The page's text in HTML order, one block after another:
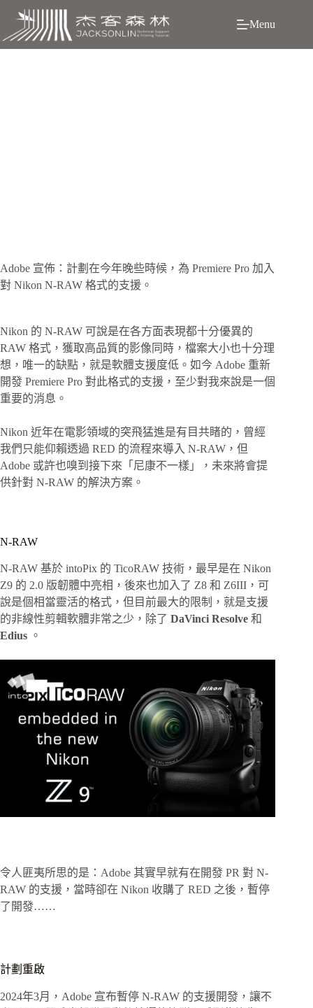
主
Menu
Adobe 宣佈：計劃在今年晚些時候，為 Premiere Pro 加入
對 Nikon N-RAW 格式的支援。
Nikon 的 N-RAW 可說是在各方面表現都十分優異的
RAW 格式，獲取高品質的影像同時，檔案大小也十分理
想，唯一的缺點，就是軟體支援度低。如今 Adobe 重新
開發 Premiere Pro 對此格式的支援，至少對我來說是一個
重要的消息。
Nikon 近年在電影領域的突飛猛進是有目共睹的，曾經
我們只能仰賴透過 RED 的流程來導入 N-RAW，但
Adobe 或許也嗅到接下來「尼康不一樣」，未來將會提
供針對 N-RAW 的解決方案。
N-RAW
N-RAW 基於 intoPix 的 TicoRAW 技術，最早是在 Nikon
Z9 的 2.0 版韌體中亮相，後來也加入了 Z8 和 Z6III，可
說是個相當靈活的格式，但目前最大的限制，就是支援
的非線性剪輯軟體非常之少，除了 DaVinci Resolve 和
Edius 。
令人匪夷所思的是：Adobe 其實早就有在開發 PR 對 N-
RAW 的支援，當時卻在 Nikon 收購了 RED 之後，暫停
了開發……
計劃重啟
2024年3月，Adobe 宣布暫停 N-RAW 的支援開發，讓不